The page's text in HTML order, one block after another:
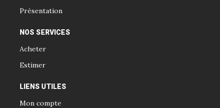
Présentation
NOS SERVICES
Acheter
Estimer
LIENS UTILES
Mon compte